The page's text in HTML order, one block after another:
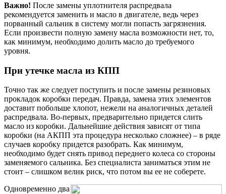
Важно! После замены уплотнителя распредвала
рекомендуется заменить и масло в двигателе, ведь через
порванный сальник в систему могли попасть загрязнения.
Если произвести полную замену масла возможности нет, то,
как минимум, необходимо долить масло до требуемого
уровня.
При утечке масла из КПП
Точно так же следует поступить и после замены резиновых
прокладок коробки передач. Правда, замена этих элементов
доставит побольше хлопот, нежели на аналогичных деталей
распредвала. Во-первых, предварительно придется слить
масло из коробки. Дальнейшие действия зависят от типа
коробки (на АКПП эта процедура несколько сложнее) – в ряде
случаев коробку придется разобрать. Как минимум,
необходимо будет снять привод переднего колеса со стороны
заменяемого сальника. Без специалиста заниматься этим не
стоит – слишком велик риск, что потом вы ее не соберете.
Одновременно два